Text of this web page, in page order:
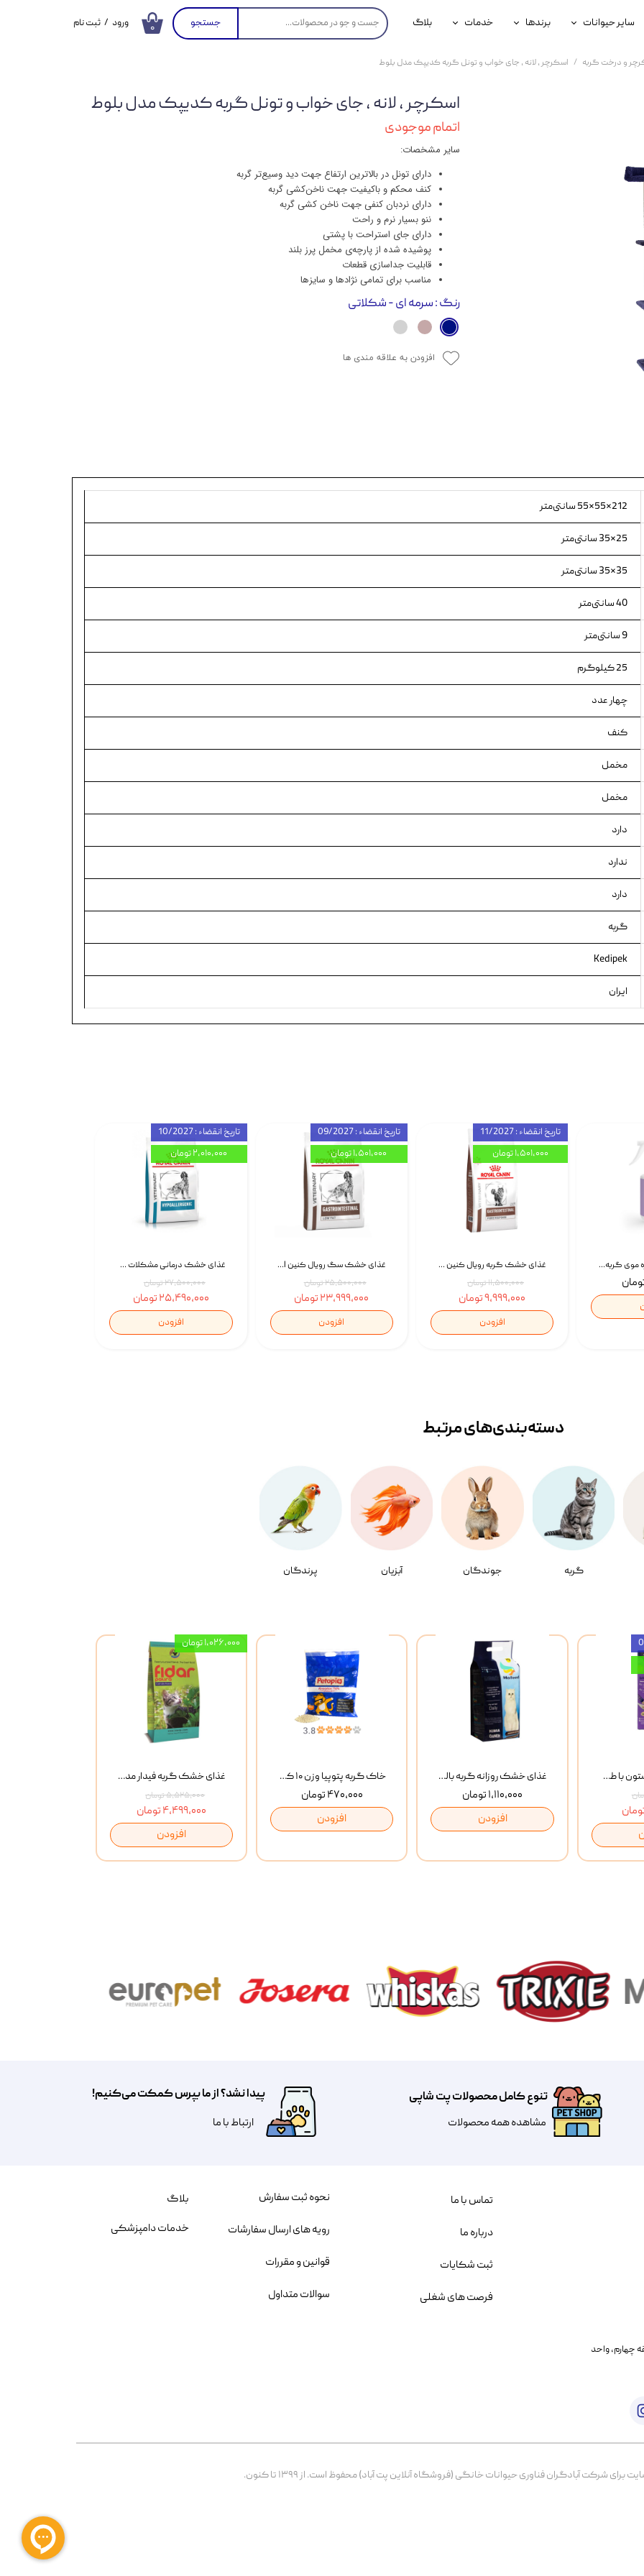
۰ جستجو
سگ
سایر حیوانات
محصولات پرندگان
برندها
جوسرا
خدمات
خدمات آنلاین دامپزشکی
بلاگ ورود / ثبت نام
سفارشات
و درخت گربه اسکرچر ، لانه ، جای خواب و تونل گربه کدیپک مدل بلوط
اسکرچر ، لانه ، جای خواب و تونل گربه کدیپک مدل بلوط
اتمام موجودی
سایر مشخصات:
دارای تونل در بالاترین ارتفاع جهت دید وسیع‌تر گربه
کنف محکم و باکیفیت جهت ناخن‌کشی گربه
دارای نردبان کنفی جهت ناخن کشی گربه
ننو بسیار نرم و راحت
دارای جای استراحت با پشتی
پوشیده شده از پارچه‌ی مخمل پرز بلند
قابلیت جداسازی قطعات
مناسب برای تمامی نژادها و سایزها
رنگ: سرمه ای - شکلاتی
افزودن به علاقه مندی ها
212×55×55 سانتی‌متر
25×35 سانتی‌متر
35×35 سانتی‌متر
40 سانتی‌متر
9 سانتی‌متر
25 کیلوگرم
چهار عدد
کنف
مخمل
مخمل
دارد
ندارد
دارد
گربه
Kedipek
ایران
غذای خشک درمانی مشکلات گوارشی سگ رویال کنین Royal Canin Hypoallergenic وزن 7 کیلوگرم | پت استوک
۲۷,۵۰۰,۰۰۰ تومان
۲۵,۴۹۰,۰۰۰ تومان
افزودن
تاریخ انقضاء : 10/2027
۲,۰۱۰,۰۰۰ تومان
غذای خشک سگ رویال کنین Royal Canin Gastrointestinal وزن 7.5 کیلوگرم | پت استوک
۲۵,۵۰۰,۰۰۰ تومان
۲۳,۹۹۹,۰۰۰ تومان
افزودن
تاریخ انقضاء : 09/2027
۱,۵۰۱,۰۰۰ تومان
غذای خشک گربه رویال کنین Gastrointestinal Fibre Response وزن 2 کیلوگرم | پت استوک
۱۱,۵۰۰,۰۰۰ تومان
۹,۹۹۹,۰۰۰ تومان
افزودن
تاریخ انقضاء : 11/2027
۱,۵۰۱,۰۰۰ تومان
اسپری بازکننده گره موی گربه نئوپت Neopet Detangling Spray حجم 120 میلی گرم
گربه جوندگان آبزیان پرندگان
دسته‌بندی‌‌های مرتبط
غذای خشک گربه فیدار مدل Adult وزن 10 کیلوگرم
۵,۵۲۵,۰۰۰ تومان
۴,۴۹۹,۰۰۰ تومان
افزودن
۱,۰۲۶,۰۰۰ تومان
خاک گربه پتوپیا وزن ۱۰ کیلوگرم
۴۷۰,۰۰۰ تومان
افزودن
غذای خشک روزانه گربه بالغ مفید MoFeed Adult Daily Cat Food وزن 2 کیلوگرم
۱,۱۱۰,۰۰۰ تومان
افزودن
بستنی گربه وینستون با طعم مرغ و ماهی Winstone Chicken & Fish بسته 8 عددی
تنوع کامل محصولات پت شاپی
مشاهده همه محصولات
پیدا نشد؟ از ما بپرس کمکت می‌کنیم!
​​​ارتباط با ما
خیابان بنی هاشم پلاک ۲۰۲ ، طبقه چهارم، واحد
شرکت آبادگران فناوری حیوانات خانگی (فروشگاه آنلاین پت آباد) محفوظ است. از ۱۳۹۹ تا کنون.
نحوه ثبت سفارش
رویه های ارسال سفارشات
قوانین و مقررات
سوالات متداول
تماس با ما
درباره ما
ثبت شکایات
فرصت های شغلی
بلاگ
خدمات دامپزشکی